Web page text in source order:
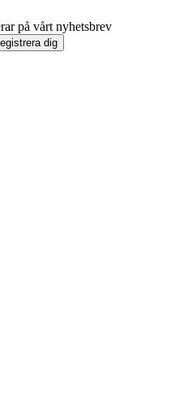
på vårt nyhetsbrev
dig